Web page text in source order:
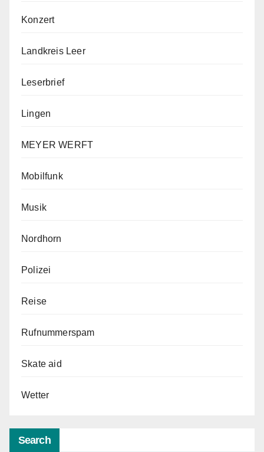
Konzert
Landkreis Leer
Leserbrief
Lingen
MEYER WERFT
Mobilfunk
Musik
Nordhorn
Polizei
Reise
Rufnummerspam
Skate aid
Wetter
Search